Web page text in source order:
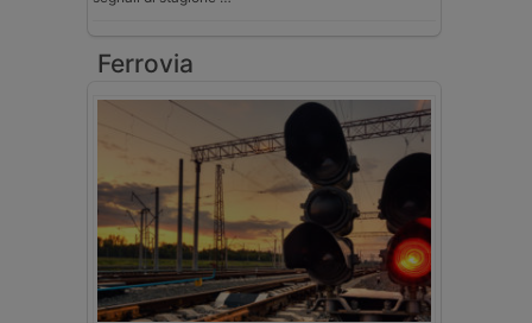
Ferrovia